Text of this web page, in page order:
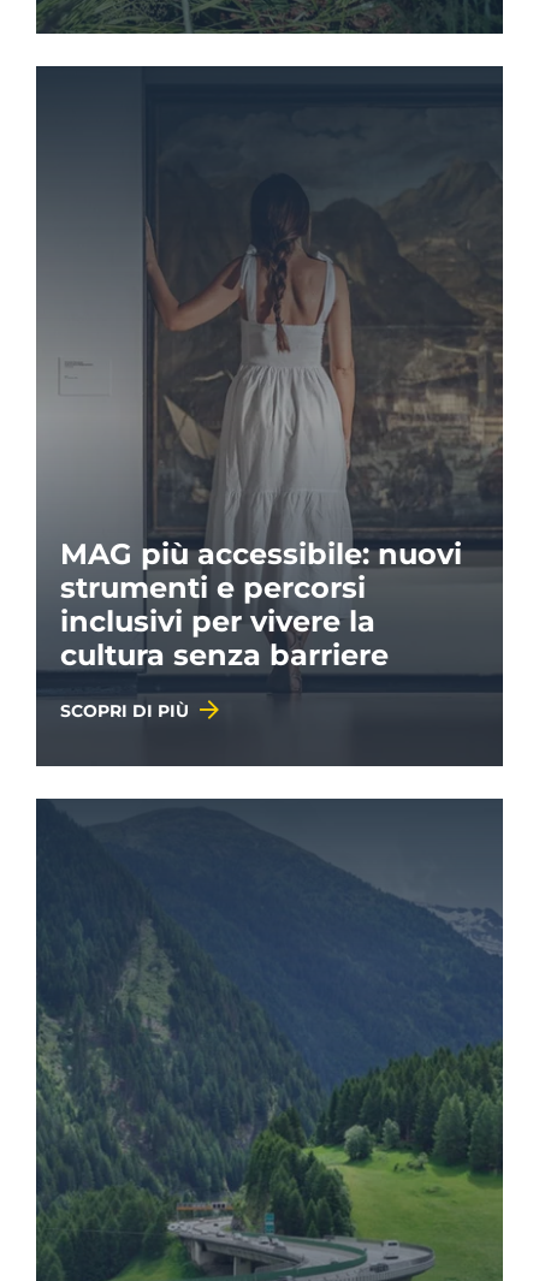
MAG più accessibile: nuovi
strumenti e percorsi
inclusivi per vivere la
cultura senza barriere
SCOPRI DI PIÙ